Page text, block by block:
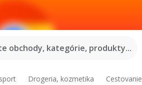
obchody, kategórie, produkty...
Drogeria, kozmetika Cestovanie